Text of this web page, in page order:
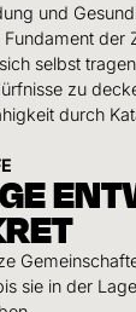
und
der
selbst
zu
durch
sie in der